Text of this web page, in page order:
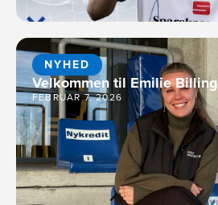
NYHED
Velkommen til Emilie Billing
FEBRUAR 7, 2026